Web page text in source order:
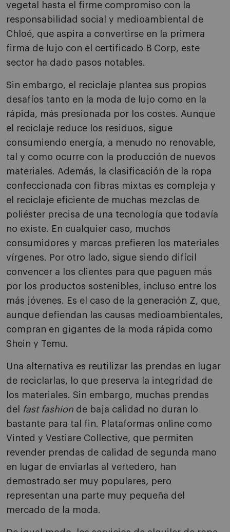
vegetal hasta el firme compromiso con la
responsabilidad social y medioambiental de
Chloé, que aspira a convertirse en la primera
firma de lujo con el certificado B Corp, este
sector ha dado pasos notables.
Sin embargo, el reciclaje plantea sus propios
desafíos tanto en la moda de lujo como en la
rápida, más presionada por los costes. Aunque
el reciclaje reduce los residuos, sigue
consumiendo energía, a menudo no renovable,
tal y como ocurre con la producción de nuevos
materiales. Además, la clasificación de la ropa
confeccionada con fibras mixtas es compleja y
el reciclaje eficiente de muchas mezclas de
poliéster precisa de una tecnología que todavía
no existe. En cualquier caso, muchos
consumidores y marcas prefieren los materiales
vírgenes. Por otro lado, sigue siendo difícil
convencer a los clientes para que paguen más
por los productos sostenibles, incluso entre los
más jóvenes. Es el caso de la generación Z, que,
aunque defiendan las causas medioambientales,
compran en gigantes de la moda rápida como
Shein y Temu.
Una alternativa es reutilizar las prendas en lugar
de reciclarlas, lo que preserva la integridad de
los materiales. Sin embargo, muchas prendas
del
fast fashion de baja calidad no duran lo
bastante para tal fin. Plataformas online como
Vinted y Vestiare Collective, que permiten
revender prendas de calidad de segunda mano
en lugar de enviarlas al vertedero, han
demostrado ser muy populares, pero
representan una parte muy pequeña del
mercado de la moda.